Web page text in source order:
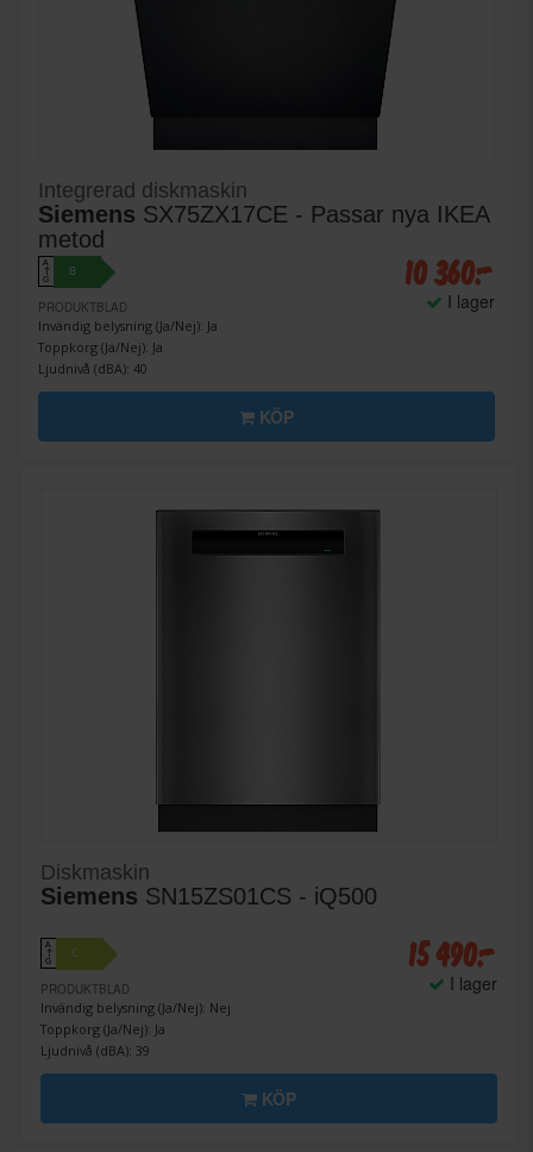
Integrerad diskmaskin
Siemens SX75ZX17CE - Passar nya IKEA
metod
A
↑
G
B
PRODUKTBLAD
Invändig belysning (Ja/Nej): Ja
Toppkorg (Ja/Nej): Ja
Ljudnivå (dBA): 40
10 360:-
I lager
KÖP
Diskmaskin
Siemens SN15ZS01CS - iQ500
A
↑
G
C
PRODUKTBLAD
Invändig belysning (Ja/Nej): Nej
Toppkorg (Ja/Nej): Ja
Ljudnivå (dBA): 39
15 490:-
I lager
KÖP